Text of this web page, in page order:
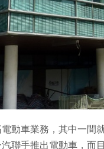
動車業務，其中一間
聯手推出電動車，而